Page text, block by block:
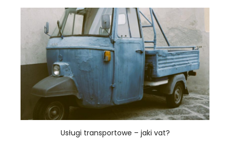
Usługi transportowe – jaki vat?